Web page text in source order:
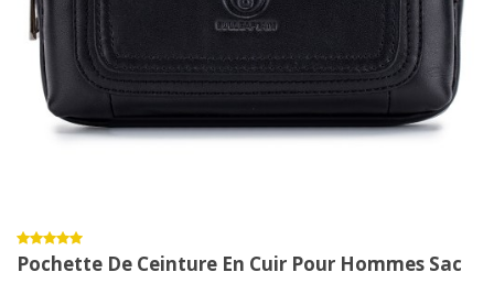
Pochette De Ceinture En Cuir Pour Hommes Sac